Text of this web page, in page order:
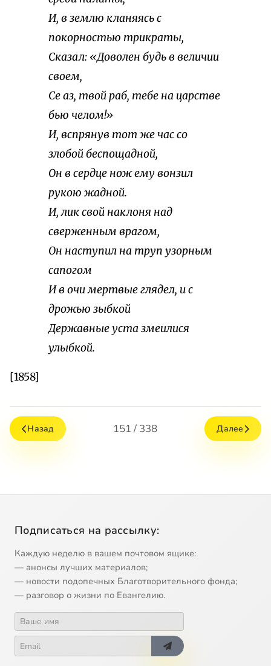
И, в землю кланяясь с
покорностью трикраты,
Сказал: «Доволен будь в величии
своем,
Се аз, твой раб, тебе на царстве
бью челом!»
И, вспрянув тот же час со
злобой беспощадной,
Он в сердце нож ему вонзил
рукою жадной.
И, лик свой наклоня над
сверженным врагом,
Он наступил на труп узорным
сапогом
И в очи мертвые глядел, и с
дрожью зыбкой
Державные уста змеилися
улыбкой.
[1858]
Назад 151 / 338 Далее
Подписаться на рассылку:
Каждую неделю в вашем почтовом ящике:
— анонсы лучших материалов;
— новости подопечных Благотворительного фонда;
— разговор о жизни по Евангелию.